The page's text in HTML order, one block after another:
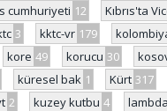
cumhuriyeti 12
Kıbrıs'ta
3 kktc-vr 179
kore 49 korucu 30
küresel bak 1 Kürt 317
2 kuzey kutbu 4